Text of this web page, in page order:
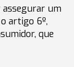
assegurar um
artigo 6º,
que